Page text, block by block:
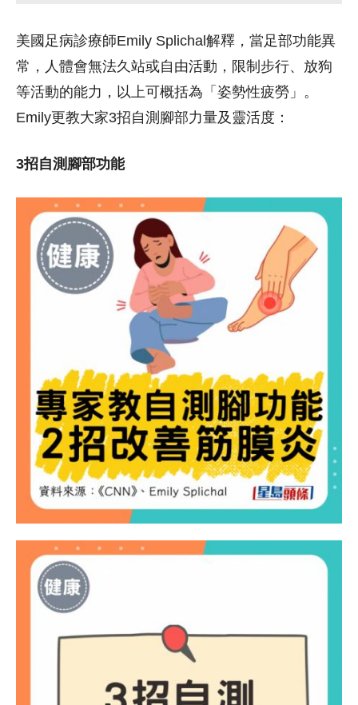
美國足病診療師Emily Splichal解釋，當足部功能異
常，人體會無法久站或自由活動，限制步行、放狗
等活動的能力，以上可概括為「姿勢性疲勞」。
Emily更教大家3招自測腳部力量及靈活度：
3招自測腳部功能